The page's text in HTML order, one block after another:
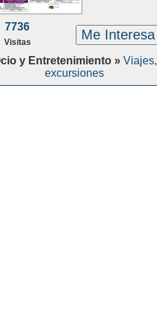
7736
Visitas Me Interesa
y Entretenimiento » Viajes,
excursiones